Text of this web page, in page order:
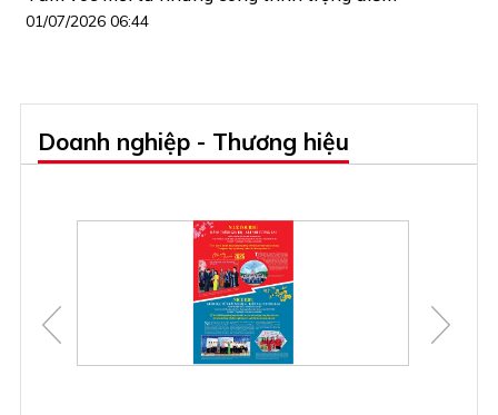
01/07/2026 06:44
Doanh nghiệp - Thương hiệu